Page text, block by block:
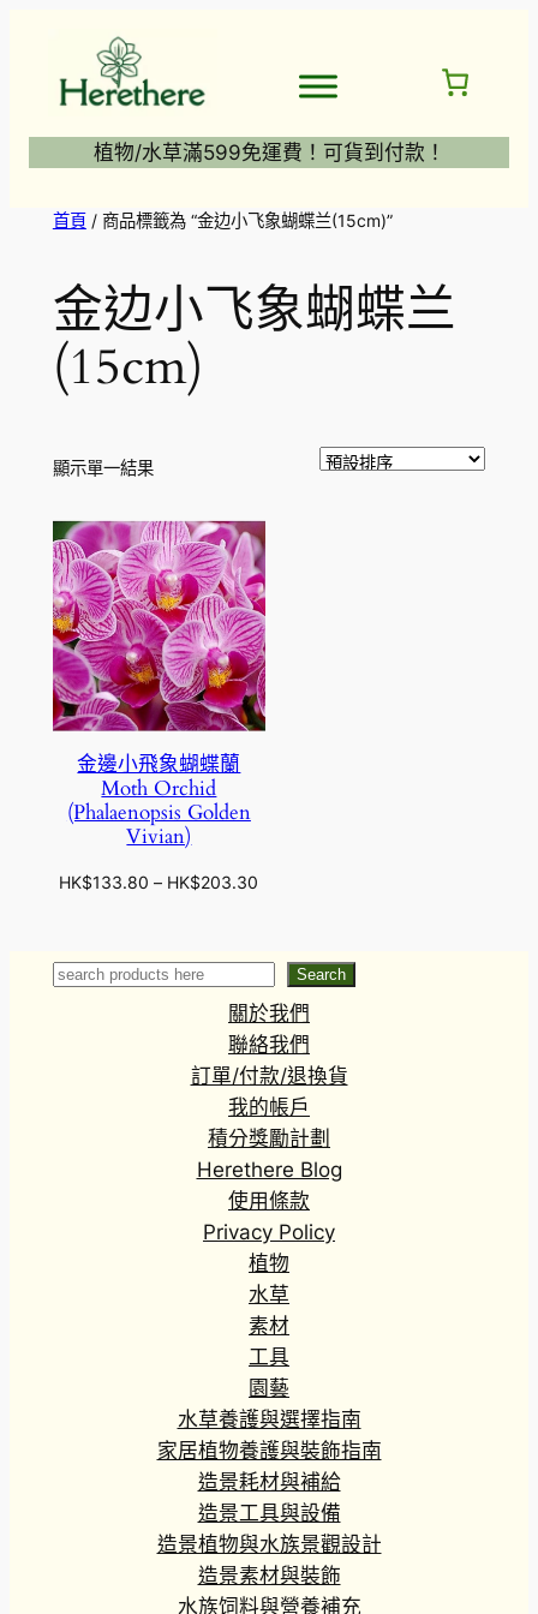
植物/水草滿599免運費！可貨到付款！
首頁/ 商品標籤為 “金边小飞象蝴蝶兰(15cm)”
金边小飞象蝴蝶兰
(15cm)
顯示單一結果
金邊小飛象蝴蝶蘭
Moth Orchid
(Phalaenopsis Golden
Vivian)
HK$133.80 – HK$203.30
圍
：
H
K
$
1
3
3
.
8
0
到
H
K
$
2
0
3
.
3
0
Search Search
關於我們
聯絡我們
訂單/付款/退換貨
我的帳戶
積分獎勵計劃
Herethere Blog
使用條款
Privacy Policy
植物
水草
素材
工具
園藝
水草養護與選擇指南
家居植物養護與裝飾指南
造景耗材與補給
造景工具與設備
造景植物與水族景觀設計
造景素材與裝飾
水族饲料與營養補充